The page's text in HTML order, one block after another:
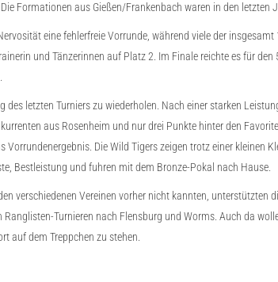
Formationen aus Gießen/Frankenbach waren in den letzten
eine fehlerfreie Vorrunde, während viele der
und Tänzerinnen auf Platz 2. Im Finale reichte es für
des letzten Turniers zu wiederholen. Nach einer starken
aus Rosenheim und nur drei Punkte hinter den
Die Wild Tigers zeigen trotz einer kleinen
Bestleistung und fuhren mit dem Bronze-Pokal nach Hause.
verschiedenen Vereinen vorher nicht kannten, unterstützten
Turnieren nach Flensburg und Worms. Auch da
auf dem Treppchen zu stehen.